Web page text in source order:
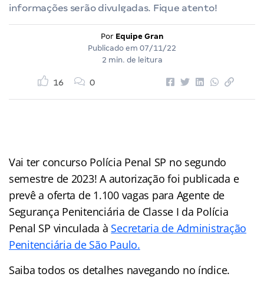
informações serão divulgadas. Fique atento!
Por Equipe Gran
Publicado em 07/11/22
2 min. de leitura
16 0
Vai ter concurso Polícia Penal SP no segundo
semestre de 2023! A autorização foi publicada e
prevê a oferta de 1.100 vagas para Agente de
Segurança Penitenciária de Classe I da Polícia
Penal SP vinculada à Secretaria de Administração
Penitenciária de São Paulo.
Saiba todos os detalhes navegando no índice.